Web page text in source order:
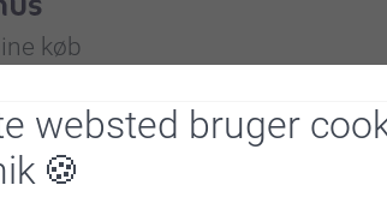
websted bruger
køb